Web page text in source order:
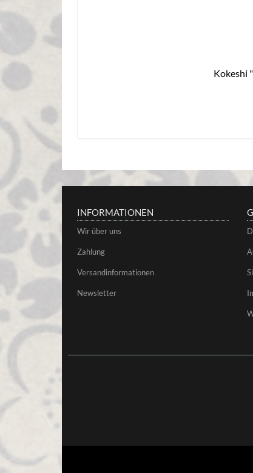
Kokeshi
INFORMATIONEN
Wir über uns
Zahlung
Versandinformationen
Newsletter